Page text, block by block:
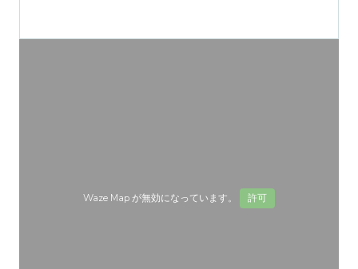
Waze Map が無効になっています。 許可